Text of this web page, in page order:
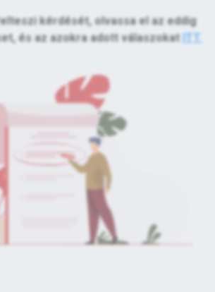
kérdését, olvassa el az eddig
és az azokra adott válaszokat ITT.